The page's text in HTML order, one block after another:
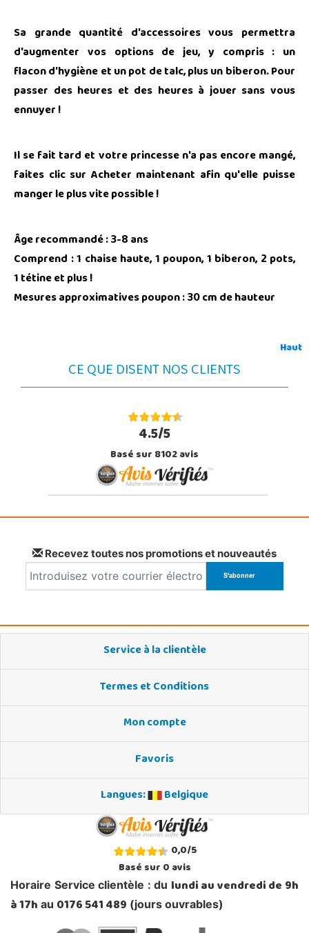
Sa grande quantité d'accessoires vous permettra
d'augmenter vos options de jeu, y compris : un
flacon d'hygiène et un pot de talc, plus un biberon. Pour
passer des heures et des heures à jouer sans vous
ennuyer !
Il se fait tard et votre princesse n'a pas encore mangé,
faites clic sur Acheter maintenant afin qu'elle puisse
manger le plus vite possible !
Âge recommandé : 3-8 ans
Comprend : 1 chaise haute, 1 poupon, 1 biberon, 2 pots,
1 tétine et plus !
Mesures approximatives poupon : 30 cm de hauteur
Haut
CE QUE DISENT NOS CLIENTS
4.5/5
Basé sur 8102 avis
Recevez toutes nos promotions et nouveautés
Service à la clientèle
Termes et Conditions
Mon compte
Favoris
Langues:
Belgique
0,0/5
Basé sur0avis
Horaire Service clientèle : du lundi au vendredi de 9h
à 17h au 0176 541 489 (jours ouvrables)